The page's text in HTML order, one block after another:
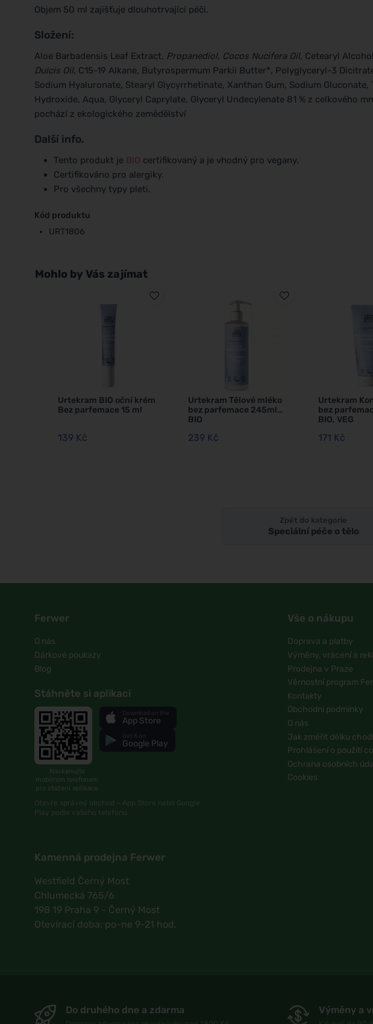
Objem 50 ml zajišťuje dlouhotrvající péči.
Složení:
Aloe Barbadensis Leaf Extract, Propanediol, Cocos Nucifera Oil, Cetearyl
Dulcis Oil, C15-19 Alkane, Butyrospermum Parkii Butter*, Polyglyceryl-3
Sodium Hyaluronate, Stearyl Glycyrrhetinate, Xanthan Gum, Sodium
Hydroxide, Aqua, Glyceryl Caprylate, Glyceryl Undecylenate 81 % z celkového
pochází z ekologického zemědělství
Další info.
Tento produkt je BIO certifikovaný a je vhodný pro vegany.
Certifikováno pro alergiky.
Pro všechny typy pleti.
Kód produktu
URT1806
Mohlo by Vás zajímat
Urtekram BIO oční krém
Bez parfemace 15 ml
139 Kč
Urtekram Tělové mléko
bez parfemace 245ml
BIO
239 Kč
Urtekram
bez
BIO, VEG
171 Kč
Zpět do kategorie
Speciální péče o tělo
Ferwer
O nás
Dárkové poukazy
Blog
Stáhněte si aplikaci
Naskenujte
mobilním telefonem
pro stažení aplikace
App Store
Google Play
Otevře správný obchod – App Store nebo Google
Play podle vašeho telefonu.
Kamenná prodejna Ferwer
Westfield Černý Most
Chlumecká 765/6
198 19 Praha 9 - Černý Most
Otevírací doba: po-ne 9-21 hod.
Vše o nákupu
Doprava a platby
Výměny, vrácení a
Prodejna v Praze
Věrnostní program
Kontakty
Obchodní podmínky
O nás
Jak změřit délku
Prohlášení o použití
Ochrana osobních
Cookies
Do druhého dne a zdarma Výměny a